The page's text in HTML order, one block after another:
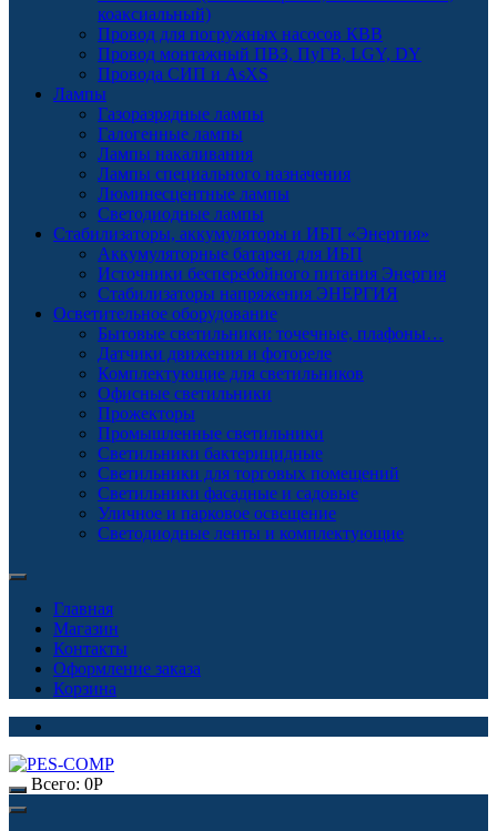
коаксиальный)
Провод для погружных насосов КВВ
Провод монтажный ПВЗ, ПуГВ, LGY, DY
Провода СИП и AsXS
Лампы
Газоразрядные лампы
Галогенные лампы
Лампы накаливания
Лампы специального назначения
Люминесцентные лампы
Светодиодные лампы
Стабилизаторы, аккумуляторы и ИБП «Энергия»
Аккумуляторные батареи для ИБП
Источники бесперебойного питания Энергия
Стабилизаторы напряжения ЭНЕРГИЯ
Осветительное оборудование
Бытовые светильники: точечные, плафоны…
Датчики движения и фотореле
Комплектующие для светильников
Офисные светильники
Прожекторы
Промышленные светильники
Светильники бактерицидные
Светильники для торговых помещений
Светильники фасадные и садовые
Уличное и парковое освещение
Светодиодные ленты и комплектующие
Главная
Магазин
Контакты
Оформление заказа
Корзина
Всего: 0Р